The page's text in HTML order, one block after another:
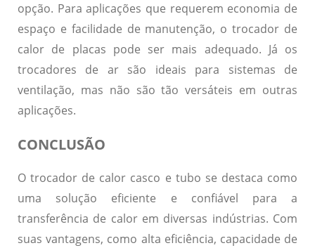
opção. Para aplicações que requerem economia de
espaço e facilidade de manutenção, o trocador de
calor de placas pode ser mais adequado. Já os
trocadores de ar são ideais para sistemas de
ventilação, mas não são tão versáteis em outras
aplicações.
CONCLUSÃO
Otrocador de calor casco e tubo se destaca como
uma solução eficiente e confiável para a
transferência de calor em diversas indústrias. Com
suas vantagens, como alta eficiência, capacidade de